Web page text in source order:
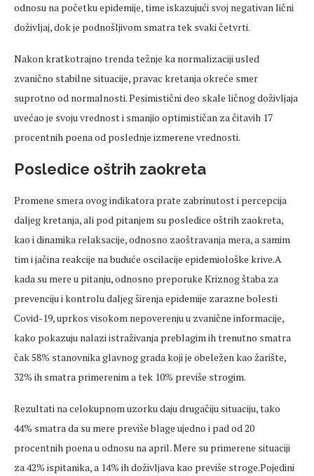
odnosu na početku epidemije, time iskazujući svoj negativan lični
doživljaj, dok je podnošljivom smatra tek svaki četvrti.
Nakon kratkotrajno trenda težnje ka normalizaciji usled
zvanično stabilne situacije, pravac kretanja okreće smer
suprotno od normalnosti. Pesimistični deo skale ličnog doživljaja
uvećao je svoju vrednost i smanjio optimističan za čitavih 17
procentnih poena od poslednje izmerene vrednosti.
Posledice oštrih zaokreta
Promene smera ovog indikatora prate zabrinutost i percepcija
daljeg kretanja, ali pod pitanjem su posledice oštrih zaokreta,
kao i dinamika relaksacije, odnosno zaoštravanja mera, a samim
tim i jačina reakcije na buduće oscilacije epidemiološke krive.A
kada su mere u pitanju, odnosno preporuke Kriznog štaba za
prevenciju i kontrolu daljeg širenja epidemije zarazne bolesti
Covid-19, uprkos visokom nepoverenju u zvanične informacije,
kako pokazuju nalazi istraživanja preblagim ih trenutno smatra
čak 58% stanovnika glavnog grada koji je obeležen kao žarište,
32% ih smatra primerenim a tek 10% previše strogim.
Rezultati na celokupnom uzorku daju drugačiju situaciju, tako
44% smatra da su mere previše blage ujedno i pad od 20
procentnih poena u odnosu na april. Mere su primerene situaciji
za 42% ispitanika, a 14% ih doživljava kao previše stroge.Pojedini